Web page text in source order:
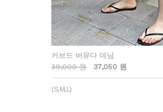
커브드 버뮤다 데님
39,000 원
37,050 원
(S,M,L)